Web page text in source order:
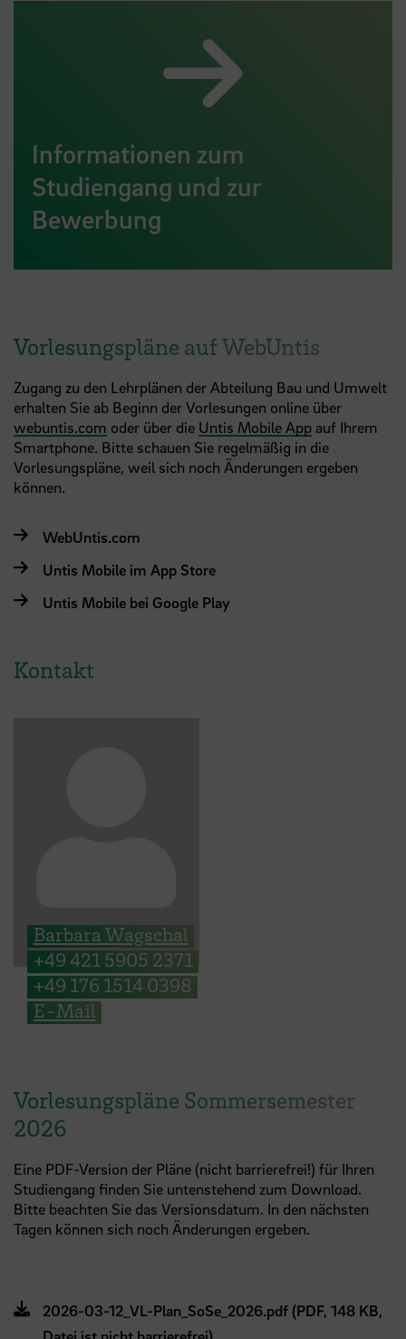
Informationen zum
Studiengang und zur
Bewerbung
Vorlesungspläne auf WebUntis
Zugang zu den Lehrplänen der Abteilung Bau und Umwelt
erhalten Sie ab Beginn der Vorlesungen online über
webuntis.com oder über die Untis Mobile App auf Ihrem
Smartphone. Bitte schauen Sie regelmäßig in die
Vorlesungspläne, weil sich noch Änderungen ergeben
können.
WebUntis.com
Untis Mobile im App Store
Untis Mobile bei Google Play
Kontakt
Barbara Wagschal
+49 421 5905 2371
+49 176 1514 0398
E-Mail
Vorlesungspläne Sommersemester
2026
Eine PDF-Version der Pläne (nicht barrierefrei!) für Ihren
Studiengang finden Sie untenstehend zum Download.
Bitte beachten Sie das Versionsdatum. In den nächsten
Tagen können sich noch Änderungen ergeben.
2026-03-12_VL-Plan_SoSe_2026.pdf (PDF, 148 KB,